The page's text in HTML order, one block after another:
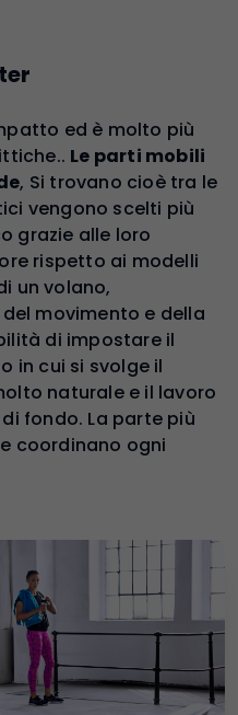
ed è molto più
Le parti mobili
, Si trovano cioè tra le
vengono scelti più
grazie alle loro
rispetto ai modelli
un volano,
movimento e della
di impostare il
in cui si svolge il
naturale e il lavoro
fondo. La parte più
coordinano ogni